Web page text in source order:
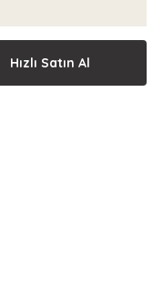
Hızlı Satın Al